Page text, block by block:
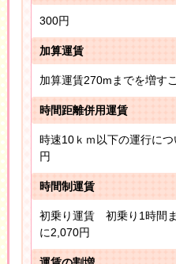
300円
加算運賃
加算運賃270mまでを増す
時間距離併用運賃
時速10ｋｍ以下の運行に
円
時間制運賃
初乗り運賃 初乗り1時間
に2,070円